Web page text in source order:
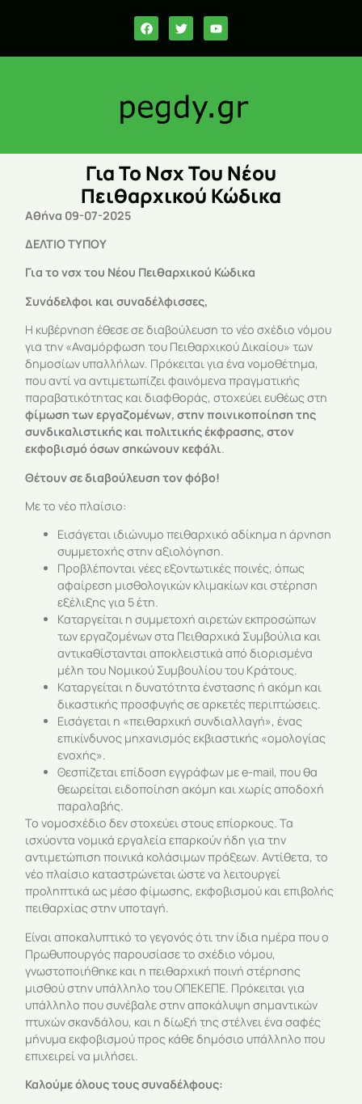
Για Το Νσχ Του Νέου
Πειθαρχικού Κώδικα
Αθήνα 09-07-2025
ΔΕΛΤΙΟ ΤΥΠΟΥ
Για το νσχ του Νέου Πειθαρχικού Κώδικα
Συνάδελφοι και συναδέλφισσες,
Η κυβέρνηση έθεσε σε διαβούλευση το νέο σχέδιο νόμου
για την «Αναμόρφωση του Πειθαρχικού Δικαίου» των
δημοσίων υπαλλήλων. Πρόκειται για ένα νομοθέτημα,
που αντί να αντιμετωπίζει φαινόμενα πραγματικής
παραβατικότητας και διαφθοράς, στοχεύει ευθέως στη
φίμωση των εργαζομένων, στην ποινικοποίηση της
συνδικαλιστικής και πολιτικής έκφρασης, στον
εκφοβισμό όσων σηκώνουν κεφάλι.
Θέτουν σε διαβούλευση τον φόβο!
Με το νέο πλαίσιο:
Εισάγεται ιδιώνυμο πειθαρχικό αδίκημα η άρνηση
συμμετοχής στην αξιολόγηση.
Προβλέπονται νέες εξοντωτικές ποινές, όπως
αφαίρεση μισθολογικών κλιμακίων και στέρηση
εξέλιξης για 5 έτη.
Καταργείται η συμμετοχή αιρετών εκπροσώπων
των εργαζομένων στα Πειθαρχικά Συμβούλια και
αντικαθίστανται αποκλειστικά από διορισμένα
μέλη του Νομικού Συμβουλίου του Κράτους.
Καταργείται η δυνατότητα ένστασης ή ακόμη και
δικαστικής προσφυγής σε αρκετές περιπτώσεις.
Εισάγεται η «πειθαρχική συνδιαλλαγή», ένας
επικίνδυνος μηχανισμός εκβιαστικής «ομολογίας
ενοχής».
Θεσπίζεται επίδοση εγγράφων με e-mail, που θα
θεωρείται ειδοποίηση ακόμη και χωρίς αποδοχή
παραλαβής.
Το νομοσχέδιο δεν στοχεύει στους επίορκους. Τα
ισχύοντα νομικά εργαλεία επαρκούν ήδη για την
αντιμετώπιση ποινικά κολάσιμων πράξεων. Αντίθετα, το
νέο πλαίσιο καταστρώνεται ώστε να λειτουργεί
προληπτικά ως μέσο φίμωσης, εκφοβισμού και επιβολής
πειθαρχίας στην υποταγή.
Είναι αποκαλυπτικό το γεγονός ότι την ίδια ημέρα που ο
Πρωθυπουργός παρουσίασε το σχέδιο νόμου,
γνωστοποιήθηκε και η πειθαρχική ποινή στέρησης
μισθού στην υπάλληλο του ΟΠΕΚΕΠΕ. Πρόκειται για
υπάλληλο που συνέβαλε στην αποκάλυψη σημαντικών
πτυχών σκανδάλου, και η δίωξή της στέλνει ένα σαφές
μήνυμα εκφοβισμού προς κάθε δημόσιο υπάλληλο που
επιχειρεί να μιλήσει.
Καλούμε όλους τους συναδέλφους: